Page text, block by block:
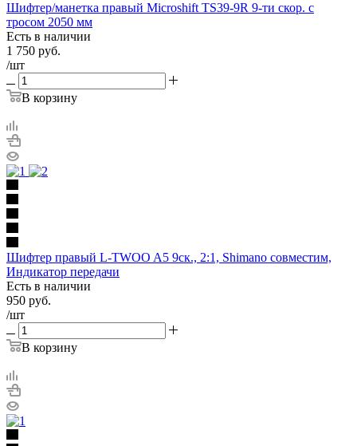
Шифтер/манетка правый Microshift TS39-9R 9-ти скор. с
тросом 2050 мм
Есть в наличии
1 750 руб.
/шт
В корзину
Шифтер правый L-TWOO A5 9ск., 2:1, Shimano совместим,
Индикатор передачи
Есть в наличии
950 руб.
/шт
В корзину